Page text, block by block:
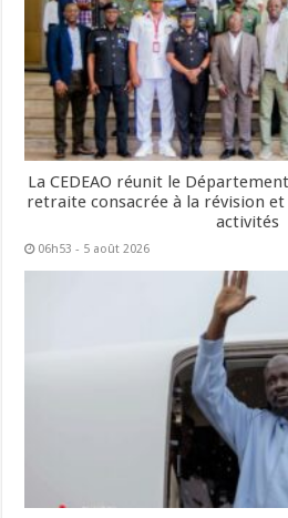
La CEDEAO réunit le
retraite consacrée à la révision
activités
06h53 - 5 août 2026